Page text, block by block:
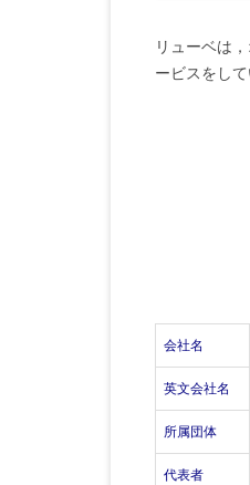
リューベは
ービスをして
会社名
英文会社名
所属団体
代表者